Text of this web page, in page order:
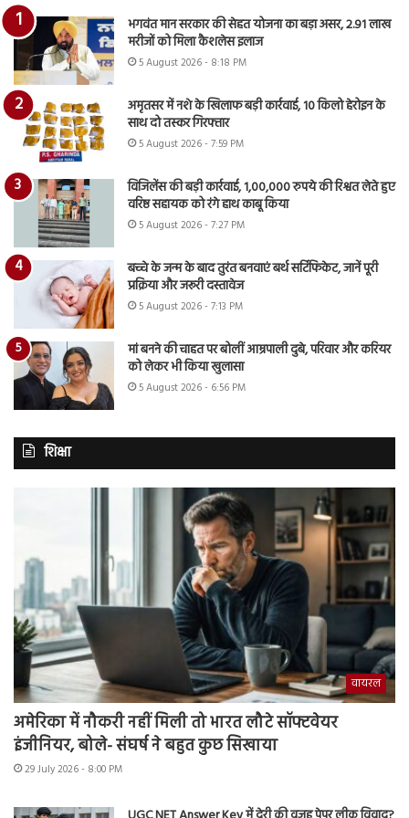
भगवंत मान सरकार की सेहत योजना का बड़ा असर, 2.91 लाख
मरीजों को मिला कैशलेस इलाज
5 August 2026 - 8:18 PM
अमृतसर में नशे के खिलाफ बड़ी कार्रवाई, 10 किलो हेरोइन के
साथ दो तस्कर गिरफ्तार
5 August 2026 - 7:59 PM
विजिलेंस की बड़ी कार्रवाई, 1,00,000 रुपये की रिश्वत लेते हुए
वरिष्ठ सहायक को रंगे हाथ काबू किया
5 August 2026 - 7:27 PM
बच्चे के जन्म के बाद तुरंत बनवाएं बर्थ सर्टिफिकेट, जानें पूरी
प्रक्रिया और जरूरी दस्तावेज
5 August 2026 - 7:13 PM
मां बनने की चाहत पर बोलीं आम्रपाली दुबे, परिवार और करियर
को लेकर भी किया खुलासा
5 August 2026 - 6:56 PM
शिक्षा
वायरल
अमेरिका में नौकरी नहीं मिली तो भारत लौटे सॉफ्टवेयर
इंजीनियर, बोले- संघर्ष ने बहुत कुछ सिखाया
29 July 2026 - 8:00 PM